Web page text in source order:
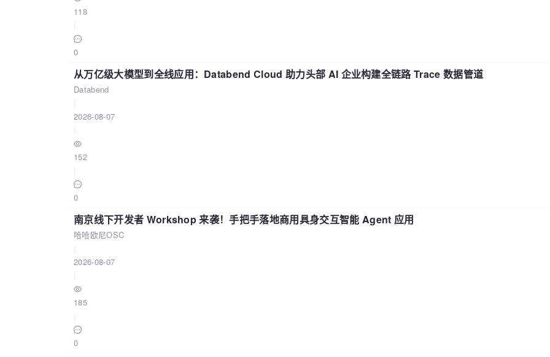
118
0
从万亿级大模型到全线应用：Databend Cloud 助力头部 AI 企业构建全链路 Trace 数据管道
Databend
2026-08-07
152
0
南京线下开发者 Workshop 来袭！手把手落地商用具身交互智能 Agent 应用
哈哈欧尼OSC
2026-08-07
185
0